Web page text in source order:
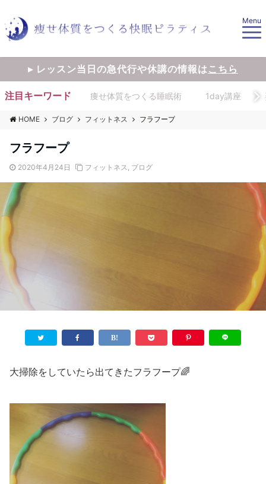
Menu
▸ レッスン当日の急代行や休講の情報はこちら
注目キーワード 痩せ体質をつくる睡眠術 1day講座
HOME ブログ フィットネス フラフープ
フラフープ
2020年4月24日 フィットネス, ブログ
大掃除をしていたら出てきたフラフープ🌈